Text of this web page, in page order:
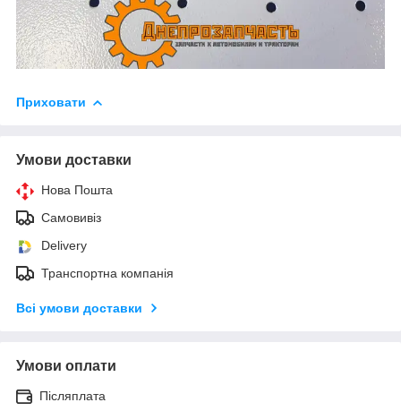
Приховати
Умови доставки
Нова Пошта
Самовивіз
Delivery
Транспортна компанія
Всі умови доставки
Умови оплати
Післяплата